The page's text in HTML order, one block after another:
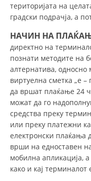
територијата на
градски подрачја, а
НАЧИН НА
директно на
познати методите на
алтернатива, односно
виртуелна сметка „е
да вршат плаќање 24
можат да го
средства преку
или преку платежни
електронски плаќања
врши на едноставен
мобилна апликација,
како и кај